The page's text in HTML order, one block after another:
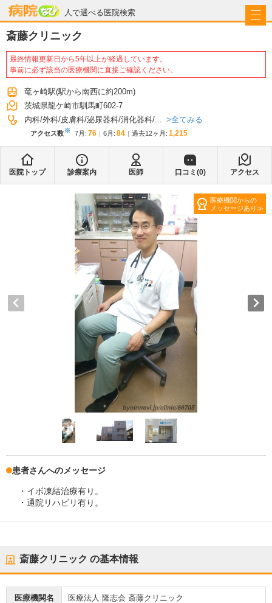
人で選べる医院検索
病院なび
斎藤クリニック
最終情報更新日から5年以上が経過しています。
事前に必ず該当の医療機関に直接ご確認ください。
竜ヶ崎駅(駅から南西に約200m)
茨城県龍ケ崎市馴馬町602-7
内科 外科 皮膚科 泌尿器科 消化器科 ... 全てみる
アクセス数※ 7月 : 76 6月 : 84 過去12ヶ月: 1,215
医院トップ 診療案内 医師 口コミ(0) アクセス
医療機関からの
メッセージあり
患者さんへのメッセージ
・イボ凍結治療有り。
・通院リハビリ有り。
斎藤クリニック の基本情報
医療機関名 医療法人 隆志会 斎藤クリニック